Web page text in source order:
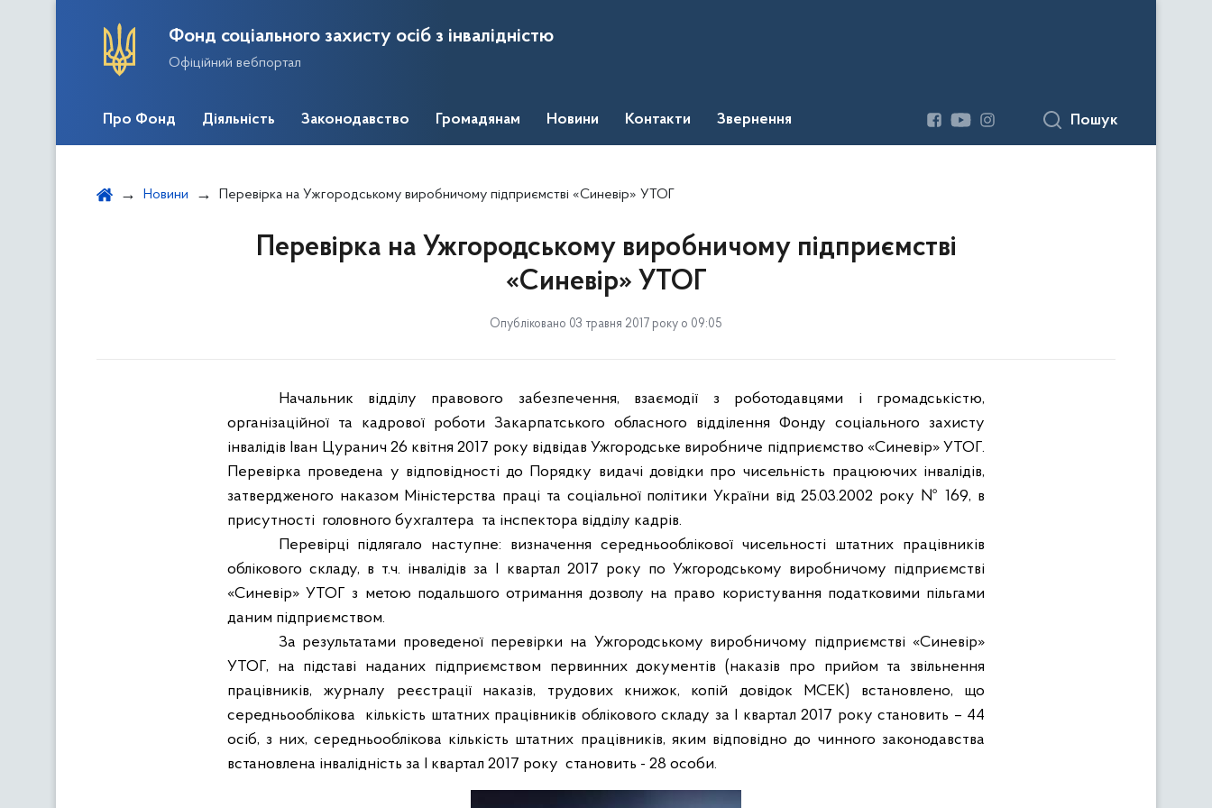
Фонд соціального захисту осіб з інвалідністю
Офіційний вебпортал
Про Фонд Діяльність Законодавство Громадянам Новини Контакти Звернення Пошук
Новини Перевірка на Ужгородському виробничому підприємстві «Синевір» УТОГ
Перевірка на Ужгородському виробничому підприємстві
«Синевір» УТОГ
Опубліковано 03 травня 2017 року о 09:05
Начальник відділу правового забезпечення, взаємодії з роботодавцями і громадськістю,
організаційної та кадрової роботи Закарпатського обласного відділення Фонду соціального захисту
інвалідів Іван Цуранич 26 квітня 2017 року відвідав Ужгородське виробниче підприємство «Синевір» УТОГ.
Перевірка проведена у відповідності до Порядку видачі довідки про чисельність працюючих інвалідів,
затвердженого наказом Міністерства праці та соціальної політики України від 25.03.2002 року № 169, в
присутності головного бухгалтера та інспектора відділу кадрів.
Перевірці підлягало наступне:
визначення середньооблікової чисельності штатних працівників
облікового складу, в т.ч. інвалідів за І квартал 2017 року по Ужгородському виробничому підприємстві
«Синевір» УТОГ з метою подальшого отримання дозволу на право користування податковими пільгами
даним підприємством.
За результатами проведеної перевірки на Ужгородському виробничому підприємстві «Синевір»
УТОГ, на підставі наданих підприємством первинних документів (наказів про прийом та звільнення
працівників, журналу реєстрації наказів, трудових книжок, копій довідок МСЕК) встановлено, що
середньооблікова
кількість штатних працівників облікового складу за І квартал 2017 року становить – 44
осіб, з них, середньооблікова кількість штатних працівників, яким відповідно до чинного законодавства
встановлена інвалідність за І квартал 2017 року становить - 28 особи.